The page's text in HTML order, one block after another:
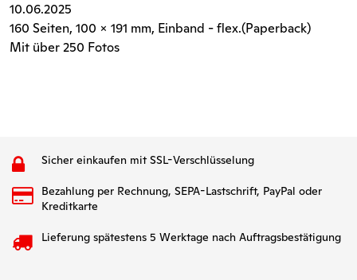
10.06.2025
160 Seiten, 100 x 191 mm, Einband - flex.(Paperback)
Mit über 250 Fotos
Sicher einkaufen mit SSL-Verschlüsselung
Bezahlung per Rechnung, SEPA-Lastschrift, PayPal oder
Kreditkarte
Lieferung spätestens 5 Werktage nach Auftragsbestätigung